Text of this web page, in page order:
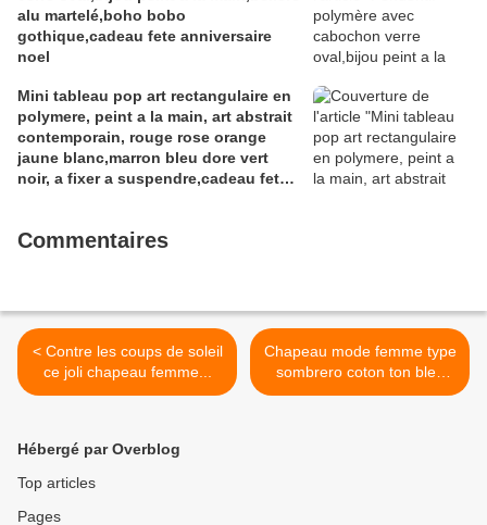
alu martelé,boho bobo
gothique,cadeau fete anniversaire
noel
Mini tableau pop art rectangulaire en
polymere, peint a la main, art abstrait
contemporain, rouge rose orange
jaune blanc,marron bleu dore vert
noir, a fixer a suspendre,cadeau fete
Commentaires
< Contre les coups de soleil
ce joli chapeau femme...
Chapeau mode femme type
sombrero coton ton bleu
à... >
Hébergé par Overblog
Top articles
Pages